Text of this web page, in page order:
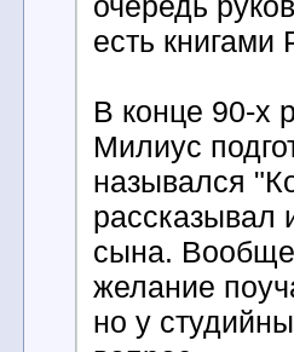
есть книгами
В конце 90-х
Милиус
назывался
рассказывал
сына.
желание
но у